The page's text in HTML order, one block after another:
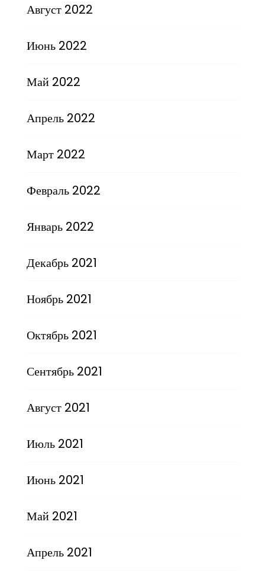
Август 2022
Июнь 2022
Май 2022
Апрель 2022
Март 2022
Февраль 2022
Январь 2022
Декабрь 2021
Ноябрь 2021
Октябрь 2021
Сентябрь 2021
Август 2021
Июль 2021
Июнь 2021
Май 2021
Апрель 2021